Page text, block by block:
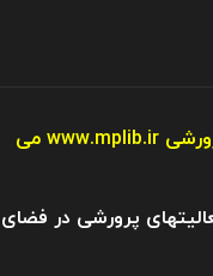
www.mplib.ir می
پرورشی در فضای